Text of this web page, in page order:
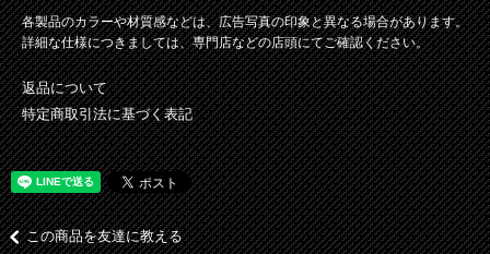
各製品のカラーや材質感などは、広告写真の印象と異なる場合があります。
詳細な仕様につきましては、専門店などの店頭にてご確認ください。
返品について
特定商取引法に基づく表記
この商品を友達に教える